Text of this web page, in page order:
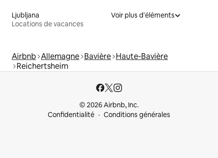
Ljubljana
Locations de vacances
Voir plus d'éléments
Airbnb Allemagne Bavière Haute-Bavière
Reichertsheim
© 2026 Airbnb, Inc.
Confidentialité
Conditions générales